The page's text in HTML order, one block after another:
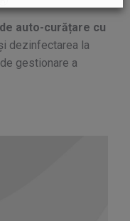
auto-curățare cu
dezinfectarea la
gestionare a